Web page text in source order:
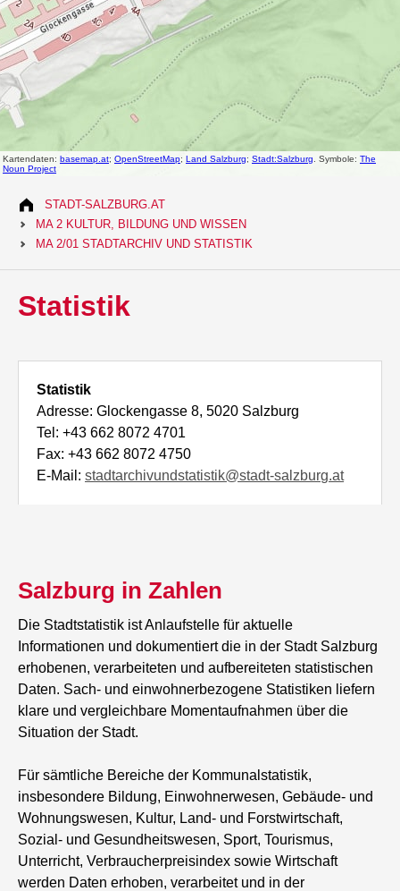
STADT-SALZBURG.AT
MA 2 KULTUR, BILDUNG UND WISSEN
MA 2/01 STADTARCHIV UND STATISTIK
Statistik
Statistik
Adresse: Glockengasse 8, 5020 Salzburg
Tel: +43 662 8072 4701
Fax: +43 662 8072 4750
E-Mail:stadtarchivundstatistik@stadt-salzburg.at
Salzburg in Zahlen
Die Stadtstatistik ist Anlaufstelle für aktuelle
Informationen und dokumentiert die in der Stadt Salzburg
erhobenen, verarbeiteten und aufbereiteten statistischen
Daten. Sach- und einwohnerbezogene Statistiken liefern
klare und vergleichbare Momentaufnahmen über die
Situation der Stadt.
Für sämtliche Bereiche der Kommunalstatistik,
insbesondere Bildung, Einwohnerwesen, Gebäude- und
Wohnungswesen, Kultur, Land- und Forstwirtschaft,
Sozial- und Gesundheitswesen, Sport, Tourismus,
Unterricht, Verbraucherpreisindex sowie Wirtschaft
werden Daten erhoben, verarbeitet und in der